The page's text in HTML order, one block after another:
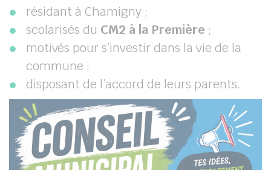
résidant à Chamigny ;
scolarisés du CM2 à la Première ;
motivés pour s’investir dans la vie de la
commune ;
disposant de l’accord de leurs parents.